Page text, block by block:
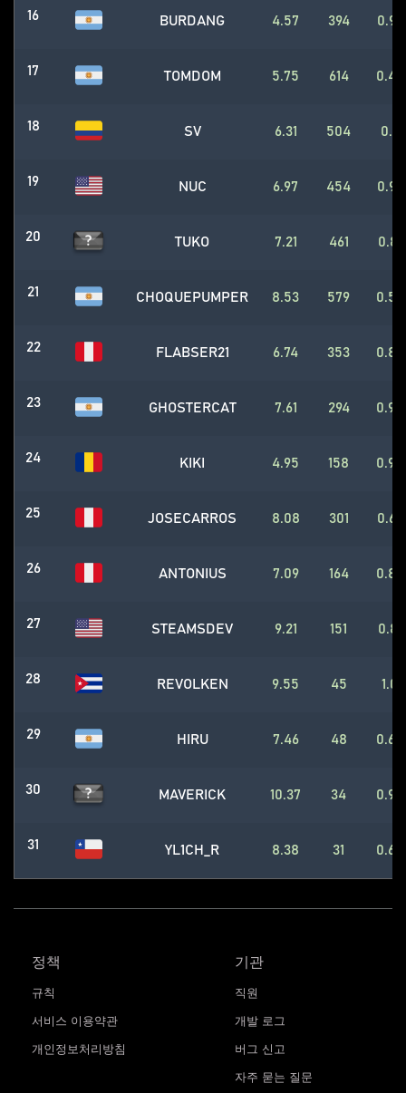
16 BURDANG 4.57 394 0.93
17 TOMDOM 5.75 614 0.49
18 SV 6.31 504 0.7
19 NUC 6.97 454 0.94
20 TUKO 7.21 461 0.81
21 CHOQUEPUMPER 8.53 579 0.57
22 FLABSER21 6.74 353 0.86
23 GHOSTERCAT 7.61 294 0.95
24 KIKI 4.95 158 0.95
25 JOSECARROS 8.08 301 0.63
26 ANTONIUS 7.09 164 0.83
27 STEAMSDEV 9.21 151 0.81
28 REVOLKEN 9.55 45 1.0
29 HIRU 7.46 48 0.65
30 MAVERICK 10.37 34 0.95
31 YL1CH_R 8.38 31 0.65
정책
규칙
서비스 이용약관
개인정보처리방침
기관
직원
개발 로그
버그 신고
자주 묻는 질문